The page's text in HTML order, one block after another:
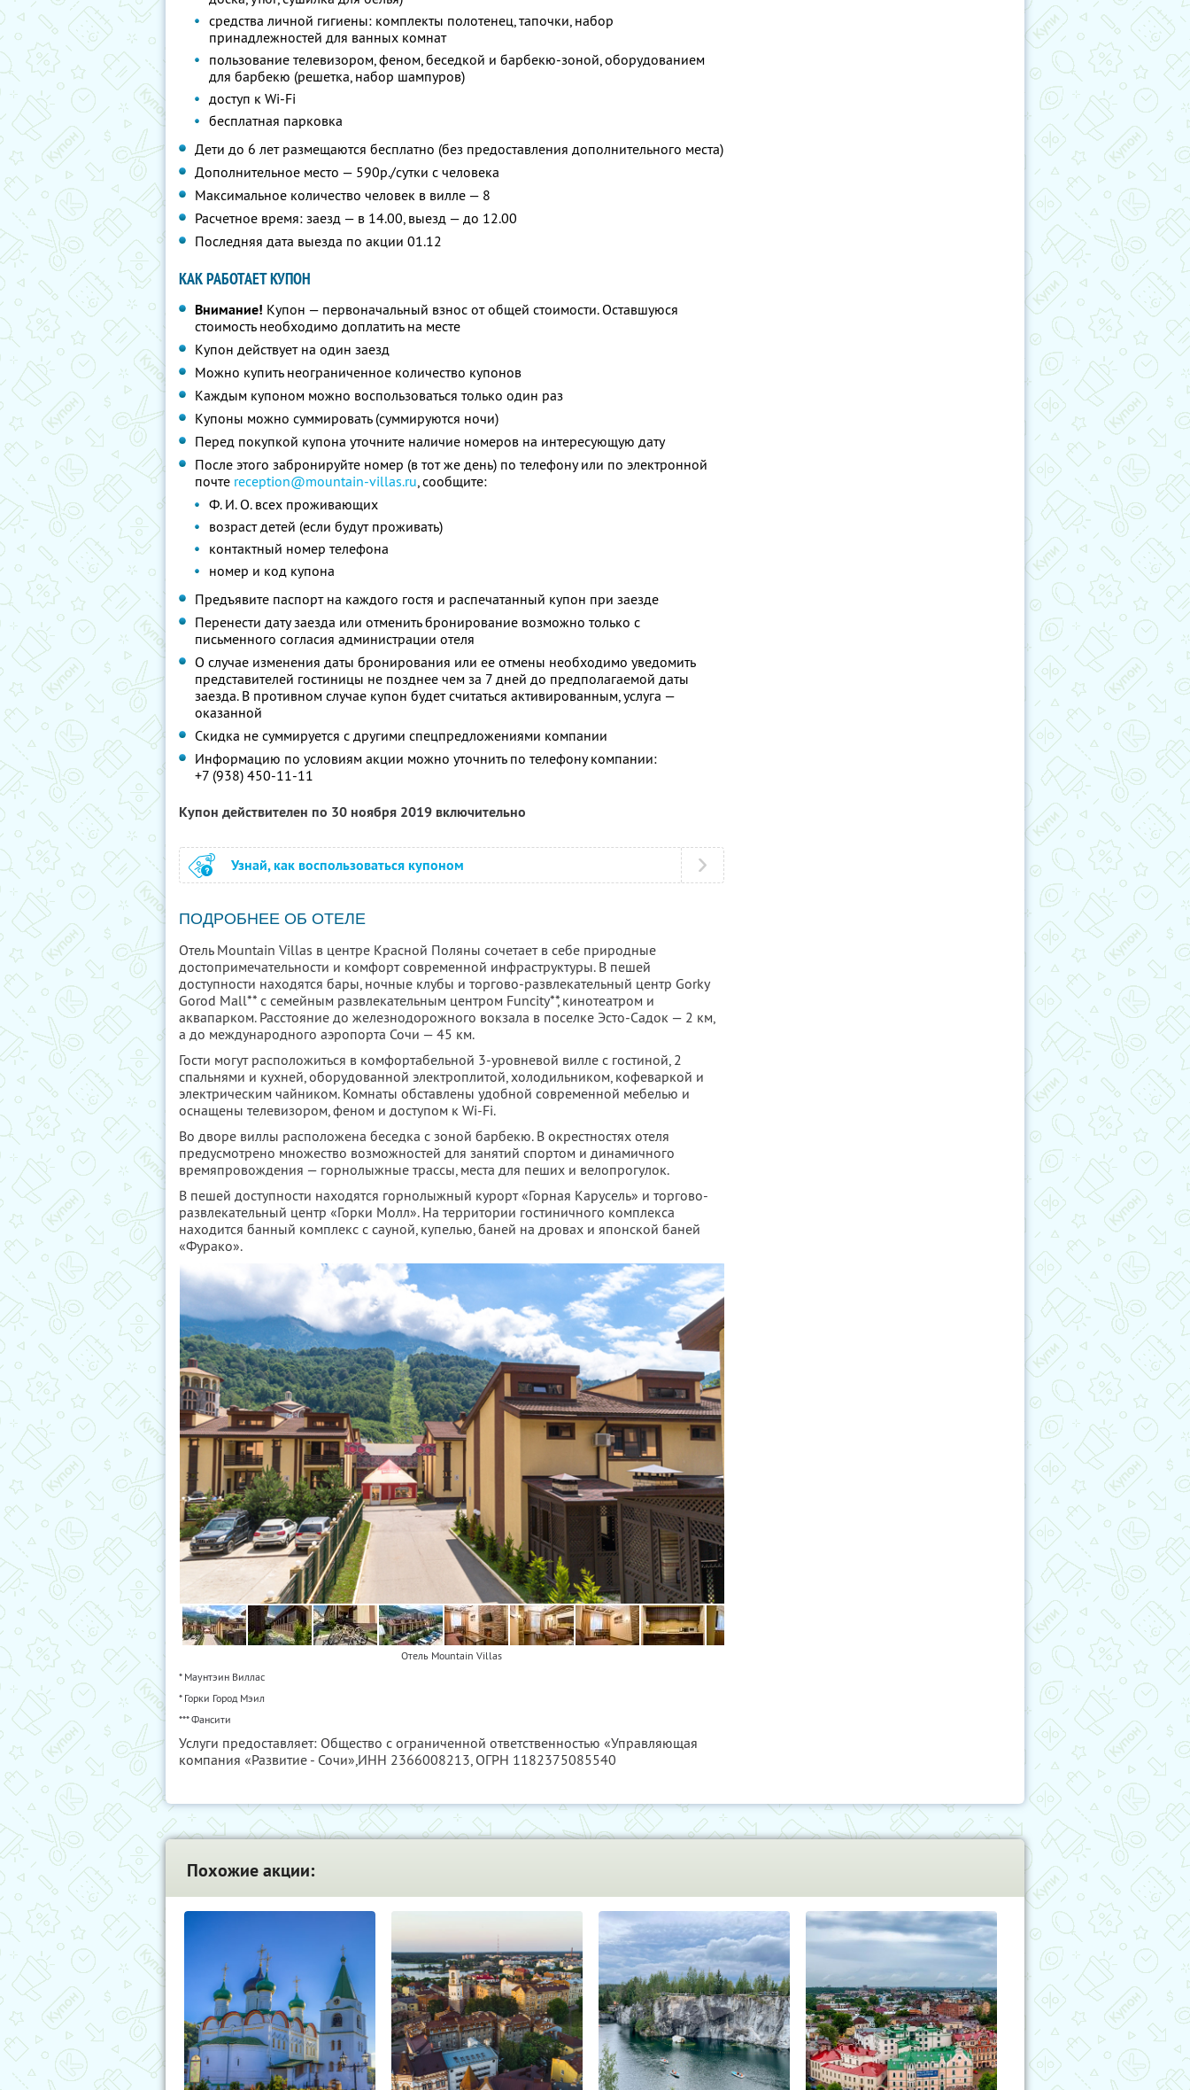
средства личной гигиены: комплекты полотенец, тапочки, набор
принадлежностей для ванных комнат
пользование телевизором, феном, беседкой и барбекю-зоной, оборудованием
для барбекю (решетка, набор шампуров)
доступ к Wi-Fi
бесплатная парковка
Дети до 6 лет размещаются бесплатно (без предоставления дополнительного места)
Дополнительное место — 590р./сутки с человека
Максимальное количество человек в вилле — 8
Расчетное время: заезд — в 14.00, выезд — до 12.00
Последняя дата выезда по акции 01.12
КАК РАБОТАЕТ КУПОН
Внимание! Купон — первоначальный взнос от общей стоимости. Оставшуюся
стоимость необходимо доплатить на месте
Купон действует на один заезд
Можно купить неограниченное количество купонов
Каждым купоном можно воспользоваться только один раз
Купоны можно суммировать (суммируются ночи)
Перед покупкой купона уточните наличие номеров на интересующую дату
После этого забронируйте номер (в тот же день) по телефону или по электронной
почте reception@mountain-villas.ru, сообщите:
Ф. И. О. всех проживающих
возраст детей (если будут проживать)
контактный номер телефона
номер и код купона
Предъявите паспорт на каждого гостя и распечатанный купон при заезде
Перенести дату заезда или отменить бронирование возможно только с
письменного согласия администрации отеля
О случае изменения даты бронирования или ее отмены необходимо уведомить
представителей гостиницы не позднее чем за 7 дней до предполагаемой даты
заезда. В противном случае купон будет считаться активированным, услуга —
оказанной
Скидка не суммируется с другими спецпредложениями компании
Информацию по условиям акции можно уточнить по телефону компании:
+7 (938) 450-11-11
Купон действителен по 30 ноября 2019 включительно
Узнай, как воспользоваться купоном
ПОДРОБНЕЕ ОБ ОТЕЛЕ
Отель Mountain Villas в центре Красной Поляны сочетает в себе природные
достопримечательности и комфорт современной инфраструктуры. В пешей
доступности находятся бары, ночные клубы и торгово-развлекательный центр Gorky
Gorod Mall** с семейным развлекательным центром Funcity**, кинотеатром и
аквапарком. Расстояние до железнодорожного вокзала в поселке Эсто-Садок — 2 км,
а до международного аэропорта Сочи — 45 км.
Гости могут расположиться в комфортабельной 3-уровневой вилле с гостиной, 2
спальнями и кухней, оборудованной электроплитой, холодильником, кофеваркой и
электрическим чайником. Комнаты обставлены удобной современной мебелью и
оснащены телевизором, феном и доступом к Wi-Fi.
Во дворе виллы расположена беседка с зоной барбекю. В окрестностях отеля
предусмотрено множество возможностей для занятий спортом и динамичного
времяпровождения — горнолыжные трассы, места для пеших и велопрогулок.
В пешей доступности находятся горнолыжный курорт «Горная Карусель» и торгово-
развлекательный центр «Горки Молл». На территории гостиничного комплекса
находится банный комплекс с сауной, купелью, баней на дровах и японской баней
«Фурако».
Отель Mountain Villas
* Маунтэин Виллас
* Горки Город Мэил
*** Фансити
Услуги предоставляет: Общество с ограниченной ответственностью «Управляющая
компания «Развитие - Сочи»,ИНН 2366008213, ОГРН 1182375085540
Похожие акции: